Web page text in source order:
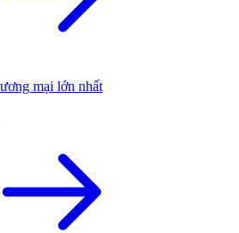
mại lớn nhất